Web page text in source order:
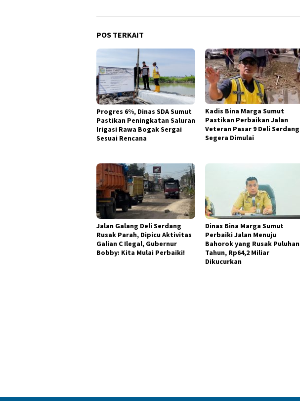
POS TERKAIT
Progres 6%, Dinas SDA Sumut
Pastikan Peningkatan Saluran
Irigasi Rawa Bogak Sergai
Sesuai Rencana
Kadis Bina Marga Sumut
Pastikan Perbaikan Jalan
Veteran Pasar 9 Deli Serdang
Segera Dimulai
Jalan Galang Deli Serdang
Rusak Parah, Dipicu Aktivitas
Galian C Ilegal, Gubernur
Bobby: Kita Mulai Perbaiki!
Dinas Bina Marga Sumut
Perbaiki Jalan Menuju
Bahorok yang Rusak Puluhan
Tahun, Rp64,2 Miliar
Dikucurkan